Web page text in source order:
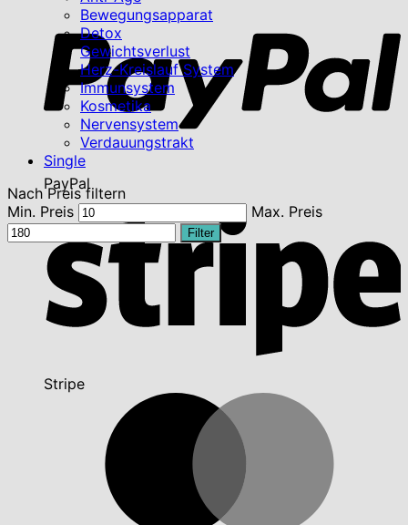
PayPal
Stripe
Bewegungsapparat
Detox
Gewichtsverlust
Herz-Kreislauf System
Immunsystem
Kosmetika
Nervensystem
Verdauungstrakt
Single
Nach Preis filtern
Min. Preis
Max. Preis
Filter